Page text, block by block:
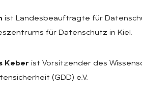
ist Landesbeauftragte für
für Datenschutz in Kiel.
Keber ist Vorsitzender des
(GDD) e.V.